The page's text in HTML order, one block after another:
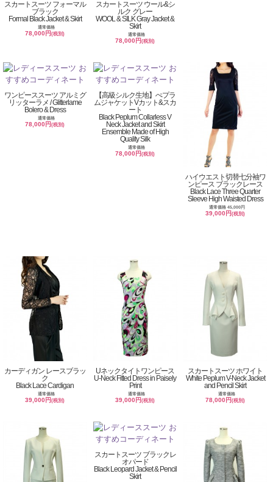
スカートスーツ フォーマル
ブラック
Formal Black Jacket & Skirt
通常価格
78,000円(税別)
スカートスーツ ウール&シ
ルク グレー
WOOL & SILK Gray Jacket &
Skirt
通常価格
78,000円(税別)
ワンピーススーツ アルミグ
リッターラメ / Glitterlame
Bolero & Dress
通常価格
78,000円(税別)
【高級シルク生地】ぺプラ
ムジャケットVカット&スカ
ート
Black Peplum Collarless V
Neck Jacket and Skirt
Ensemble Made of High
Quality Silk
通常価格
78,000円(税別)
ハイウエスト切替七分袖ワ
ンピース ブラックレース
Black Lace Three Quarter
Sleeve High Waisted Dress
通常価格 45,000円
39,000円(税別)
カーディガン レースブラッ
ク
Black Lace Cardigan
通常価格
39,000円(税別)
Uネックタイトワンピース
U-Neck Fitted Dress in Paisely
Print
通常価格
39,000円(税別)
スカートスーツ ホワイト
White Peplum V-Neck Jacket
and Pencil Skirt
通常価格
78,000円(税別)
スカートスーツ ブラックレ
オパード
Black Leopard Jacket & Pencil
Skirt